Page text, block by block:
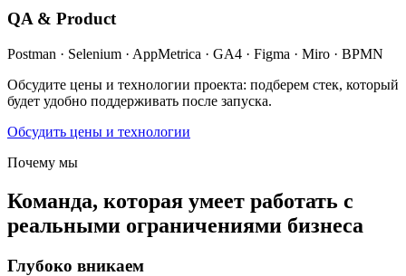
QA & Product
Postman · Selenium · AppMetrica · GA4 · Figma · Miro · BPMN
Обсудите цены и технологии проекта: подберем стек, который
будет удобно поддерживать после запуска.
Обсудить цены и технологии
Почему мы
Команда, которая умеет работать с
реальными ограничениями бизнеса
Глубоко вникаем